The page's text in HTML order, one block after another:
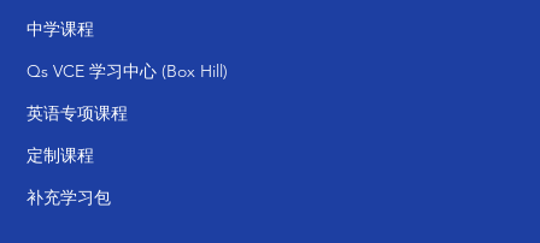
中学课程
Qs VCE 学习中心 (Box Hill)
英语专项课程
定制课程
补充学习包